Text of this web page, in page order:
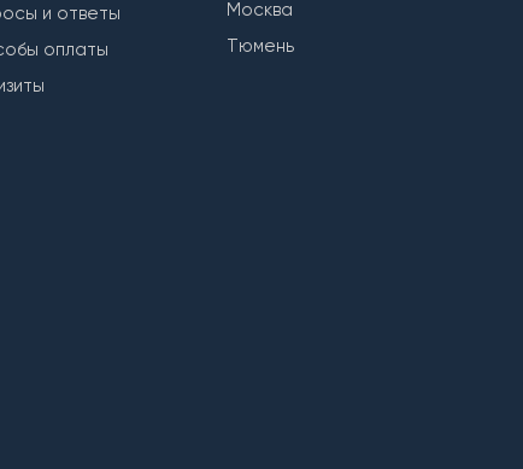
и ответы
оплаты
Москва
Тюмень